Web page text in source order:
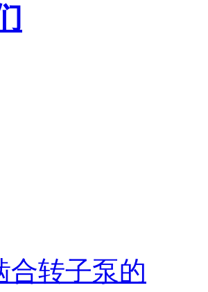
合转子泵的